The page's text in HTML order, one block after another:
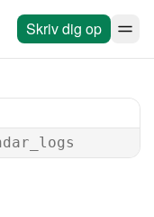
Skriv dig op